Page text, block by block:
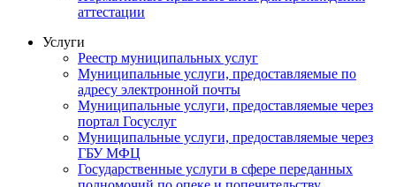
аттестации
Услуги
Реестр муниципальных услуг
Муниципальные услуги, предоставляемые по
адресу электронной почты
Муниципальные услуги, предоставляемые через
портал Госуслуг
Муниципальные услуги, предоставляемые через
ГБУ МФЦ
Государственные услуги в сфере переданных